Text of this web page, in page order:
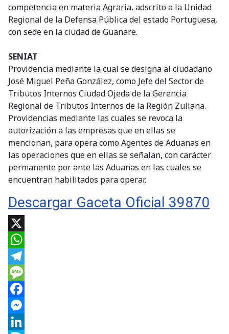
competencia en materia Agraria, adscrito a la Unidad
Regional de la Defensa Pública del estado Portuguesa,
con sede en la ciudad de Guanare.
SENIAT
Providencia mediante la cual se designa al ciudadano
José Miguel Peña González, como Jefe del Sector de
Tributos Internos Ciudad Ojeda de la Gerencia
Regional de Tributos Internos de la Región Zuliana.
Providencias mediante las cuales se revoca la
autorización a las empresas que en ellas se
mencionan, para opera como Agentes de Aduanas en
las operaciones que en ellas se señalan, con carácter
permanente por ante las Aduanas en las cuales se
encuentran habilitados para operar.
Descargar Gaceta Oficial 39870
X
WhatsApp
Telegram
Message
Facebook
Messenger